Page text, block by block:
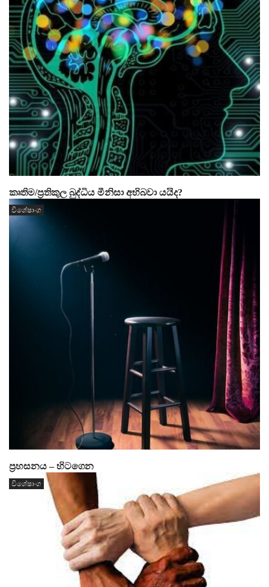
කෘතිම/ප්‍රතිකුල බුද්ධිය මීනිසා අභිබවා යයිද?
විශේෂාංග
ප්‍රහසනය – හිටගෙන
විශේෂාංග